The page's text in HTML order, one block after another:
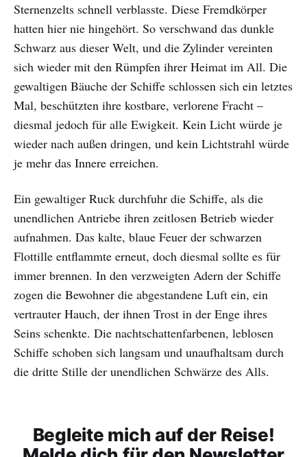
Sternenzelts schnell verblasste. Diese Fremdkörper
hatten hier nie hingehört. So verschwand das dunkle
Schwarz aus dieser Welt, und die Zylinder vereinten
sich wieder mit den Rümpfen ihrer Heimat im All. Die
gewaltigen Bäuche der Schiffe schlossen sich ein letztes
Mal, beschützten ihre kostbare, verlorene Fracht –
diesmal jedoch für alle Ewigkeit. Kein Licht würde je
wieder nach außen dringen, und kein Lichtstrahl würde
je mehr das Innere erreichen.
Ein gewaltiger Ruck durchfuhr die Schiffe, als die
unendlichen Antriebe ihren zeitlosen Betrieb wieder
aufnahmen. Das kalte, blaue Feuer der schwarzen
Flottille entflammte erneut, doch diesmal sollte es für
immer brennen. In den verzweigten Adern der Schiffe
zogen die Bewohner die abgestandene Luft ein, ein
vertrauter Hauch, der ihnen Trost in der Enge ihres
Seins schenkte. Die nachtschattenfarbenen, leblosen
Schiffe schoben sich langsam und unaufhaltsam durch
die dritte Stille der unendlichen Schwärze des Alls.
Begleite mich auf der Reise!